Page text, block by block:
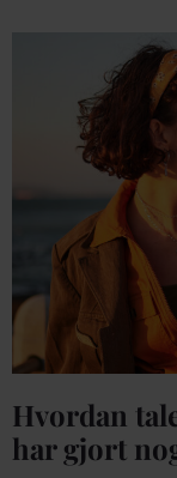
Hvordan
har gjort